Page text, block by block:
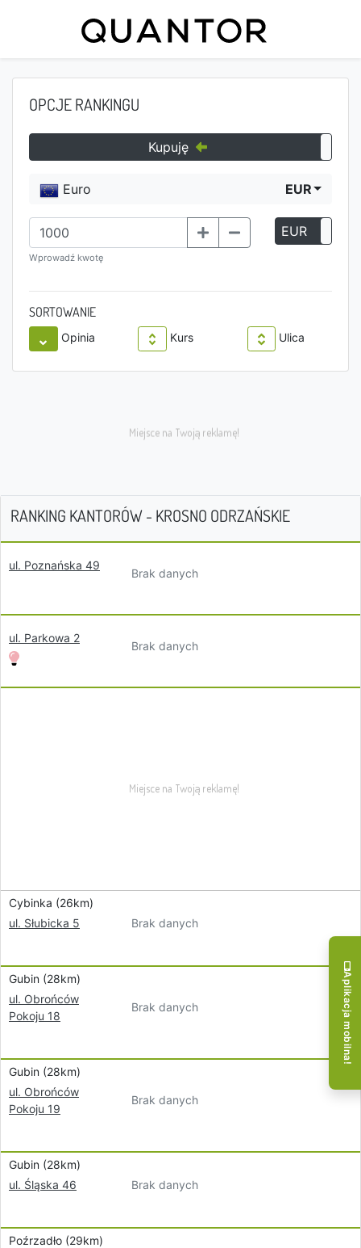
OPCJE RANKINGU
Kupuję
Euro EUR
Wprowadź kwotę
EUR
SORTOWANIE
Opinia Kurs Ulica
RANKING KANTORÓW - KROSNO ODRZAŃSKIE
ul. Poznańska 49
Brak danych
ul. Parkowa 2
Brak danych
Cybinka (26km)
ul. Słubicka 5
Brak danych
Gubin (28km)
ul. Obrońców
Pokoju 18
Brak danych
Gubin (28km)
ul. Obrońców
Pokoju 19
Brak danych
Gubin (28km)
ul. Śląska 46
Brak danych
Poźrzadło (29km)
Aplikacja mobilna!